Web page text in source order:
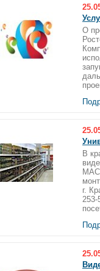
О
В
г.
253-